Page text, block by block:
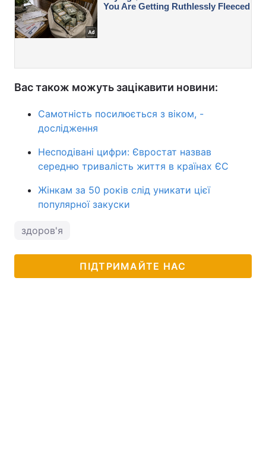
Вас також можуть зацікавити новини:
Самотність посилюється з віком, -
дослідження
Несподівані цифри: Євростат назвав
середню тривалість життя в країнах ЄС
Жінкам за 50 років слід уникати цієї
популярної закуски
здоров'я
ПІДТРИМАЙТЕ НАС